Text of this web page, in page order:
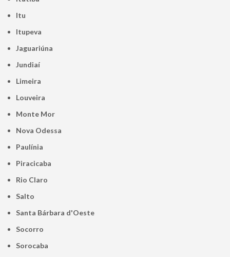
Itu
Itupeva
Jaguariúna
Jundiaí
Limeira
Louveira
Monte Mor
Nova Odessa
Paulínia
Piracicaba
Rio Claro
Salto
Santa Bárbara d'Oeste
Socorro
Sorocaba